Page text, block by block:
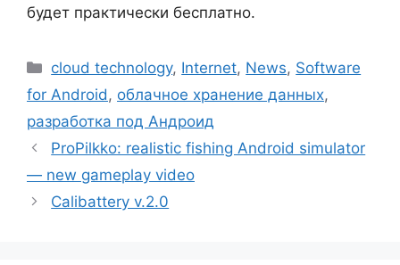
будет практически бесплатно.
Рубрики
cloud technology, Internet, News, Software
for Android , облачное хранение данных,
разработка под Андроид
ProPilkko: realistic fishing Android simulator
— new gameplay video
Calibattery v.2.0